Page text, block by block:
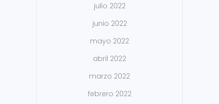
julio 2022
junio 2022
mayo 2022
abril 2022
marzo 2022
febrero 2022